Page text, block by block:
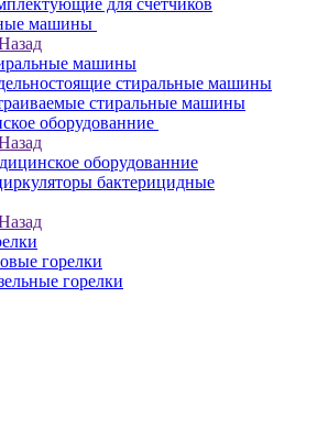
для счетчиков
машины
машины
стиральные машины
стиральные машины
оборудованние
оборудованние
бактерицидные
горелки
горелки